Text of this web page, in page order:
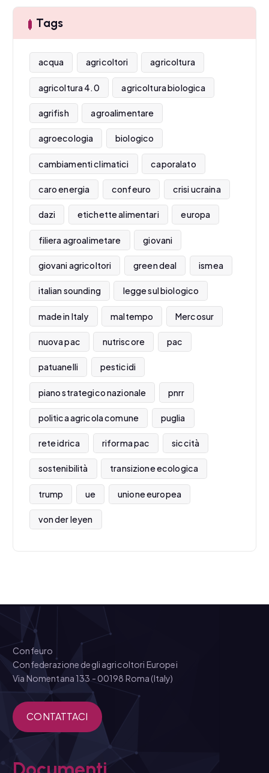
Tags
acqua agricoltori agricoltura
agricoltura 4.0 agricoltura biologica
agrifish agroalimentare
agroecologia biologico
cambiamenti climatici caporalato
caro energia confeuro crisi ucraina
dazi etichette alimentari europa
filiera agroalimetare giovani
giovani agricoltori green deal ismea
italian sounding legge sul biologico
made in Italy maltempo Mercosur
nuova pac nutriscore pac
patuanelli pesticidi
piano strategico nazionale pnrr
politica agricola comune puglia
rete idrica riforma pac siccità
sostenibilità transizione ecologica
trump ue unione europea
von der leyen
Confeuro
Confederazione degli agricoltori Europei
Via Nomentana 133 - 00198 Roma (Italy)
CONTATTACI